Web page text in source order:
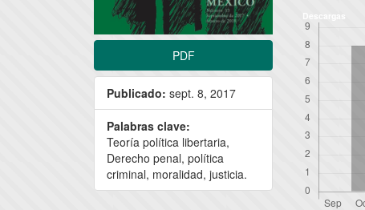
PDF
Publicado: sept. 8, 2017
Palabras clave:
Teoría política libertaria,
Derecho penal, política
criminal, moralidad, justicia.
Descargas